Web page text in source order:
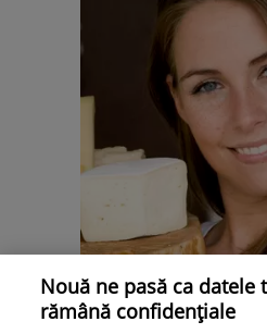
Dietă şi slăbire
Nouă ne pasă ca datele
rămână confidențiale